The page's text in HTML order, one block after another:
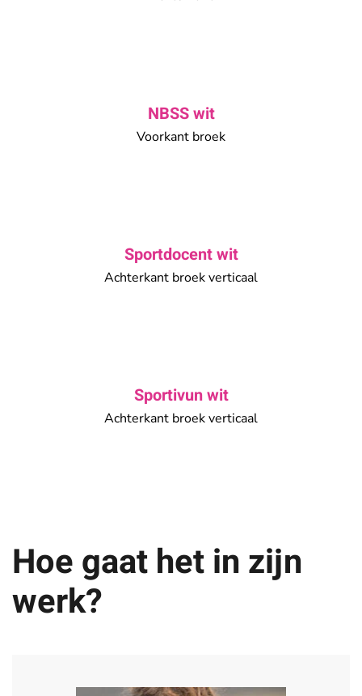
NBSS wit
Voorkant broek
Sportdocent wit
Achterkant broek verticaal
Sportivun wit
Achterkant broek verticaal
Hoe gaat het in zijn
werk?